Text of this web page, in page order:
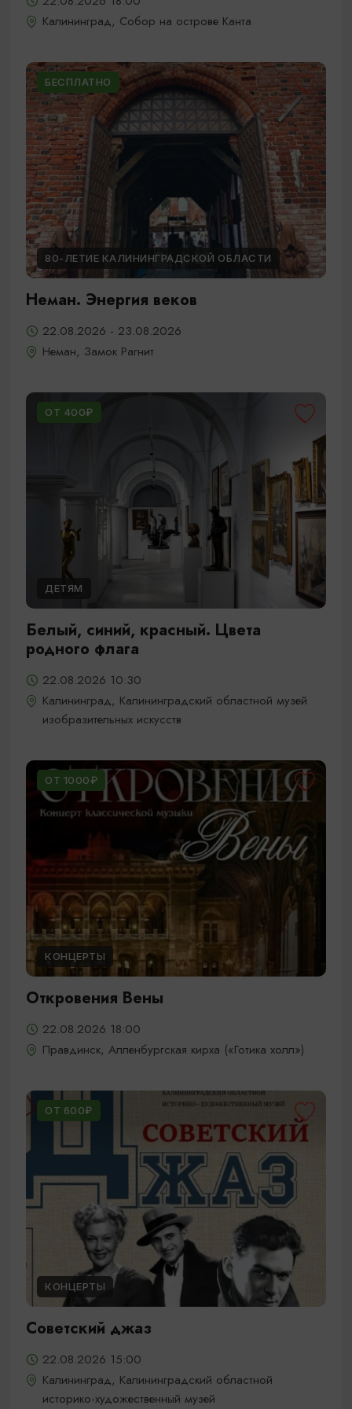
Калининград, Собор на острове Канта
БЕСПЛАТНО
80-ЛЕТИЕ КАЛИНИНГРАДСКОЙ ОБЛАСТИ
Неман. Энергия веков
22.08.2026 - 23.08.2026
Неман, Замок Рагнит
ОТ 400₽
ДЕТЯМ
Белый, синий, красный. Цвета
родного флага
22.08.2026 10:30
Калининград, Калининградский областной музей
изобразительных искусств
ОТ 1000₽
КОНЦЕРТЫ
Откровения Вены
22.08.2026 18:00
Правдинск, Алленбургская кирха («Готика холл»)
ОТ 600₽
КОНЦЕРТЫ
Советский джаз
22.08.2026 15:00
Калининград, Калининградский областной
историко-художественный музей